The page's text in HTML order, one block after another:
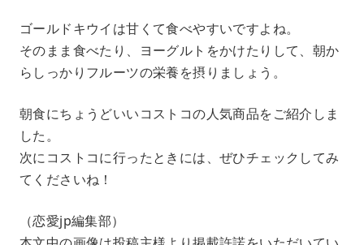
ゴールドキウイは甘くて食べやすいですよね。
そのまま食べたり、ヨーグルトをかけたりして、朝か
らしっかりフルーツの栄養を摂りましょう。
朝食にちょうどいいコストコの人気商品をご紹介しま
した。
次にコストコに行ったときには、ぜひチェックしてみ
てくださいね！
（恋愛jp編集部）